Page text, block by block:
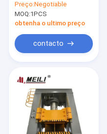
da coluna 400T
quatro
Preço:Negotiable
MOQ:1PCS
obtenha o ultimo preço
contacto